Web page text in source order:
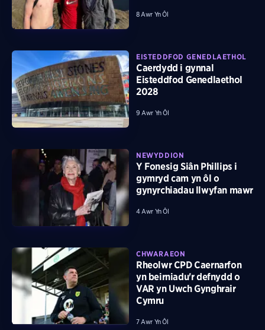
8 Awr Yn Ôl
EISTEDDFOD GENEDLAETHOL
Caerdydd i gynnal
Eisteddfod Genedlaethol
2028
9 Awr Yn Ôl
NEWYDDION
Y Fonesig Siân Phillips i
gymryd cam yn ôl o
gynyrchiadau llwyfan mawr
4 Awr Yn Ôl
CHWARAEON
Rheolwr CPD Caernarfon
yn beirniadu'r defnydd o
VAR yn Uwch Gynghrair
Cymru
7 Awr Yn Ôl